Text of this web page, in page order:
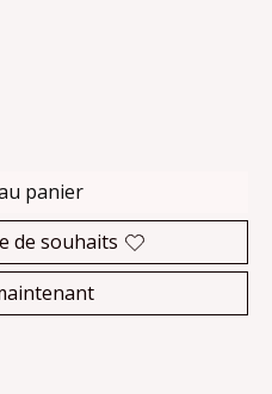
panier
de souhaits